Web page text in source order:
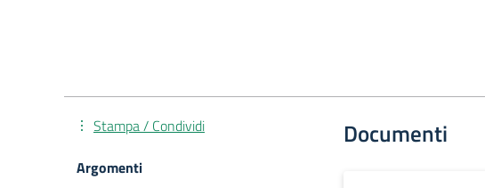
Documenti
Stampa / Condividi
Argomenti